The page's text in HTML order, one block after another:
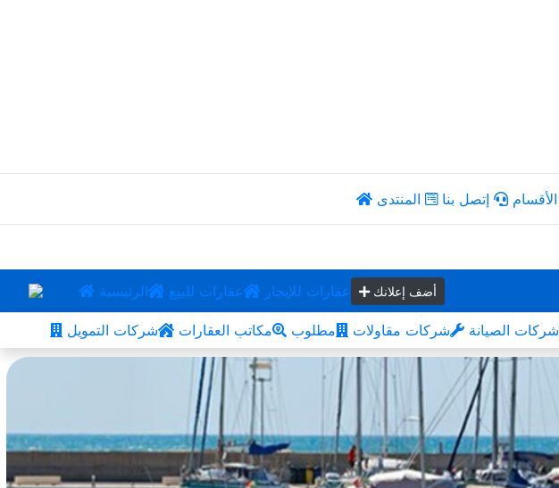
الأقسام إتصل بنا المنتدى
الرئيسية عقارات للبيع عقارات للإيجار أضف إعلانك
شركات التمويل مكاتب العقارات مطلوب شركات مقاولات شركات الصيانة